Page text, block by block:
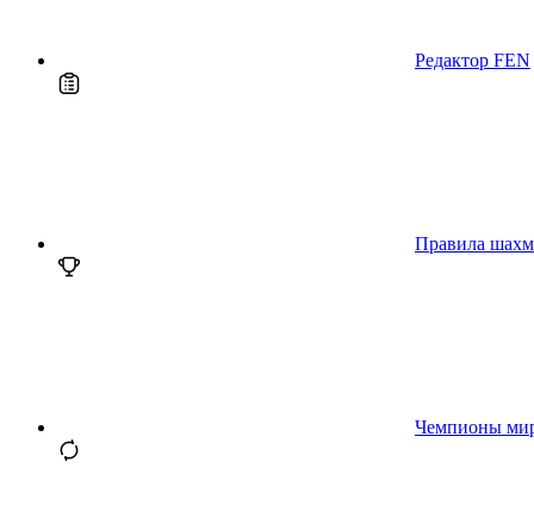
Редактор FEN
Правила
Чемпионы